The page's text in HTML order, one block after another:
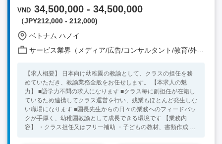
お持ちの方 ・塾もしくは中高での指導経験がある方 ・社内コミ
ュニケーションは日本語で対応可能ですが、英語指導（高校受験
レベル）ができる英語力が必要となります。 【歓迎要件】 ・学
習塾運営経験がある方
VND 34,500,000 - 34,500,000
（JPY212,000 - 212,000)
ベトナム ハノイ
サービス業界（メディア/広告/コンサルタント/教育/外食/飲食/美容/娯楽/士業 他）
【求人概要】 日本向け幼稚園の教諭として、クラスの担任を務
めていただき、教諭業務全般をお任せします。 【本求人の魅
力】 ■語学力不問の求人になります ■クラス毎に副担任が在籍し
ているため連携してクラス運営を行い、残業もほとんど発生しな
い職場になります ■園長先生からの日々の業務へのフィードバッ
クが手厚く、幼稚園教諭として成長できる環境です 【業務内
容】 ・クラス担任又はフリー補助 ・子どもの教材、書類作成 ・